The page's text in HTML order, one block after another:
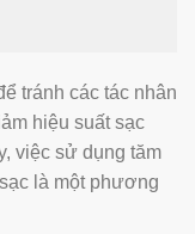
tránh các tác nhân
hiệu suất sạc
việc sử dụng tăm
là một phương